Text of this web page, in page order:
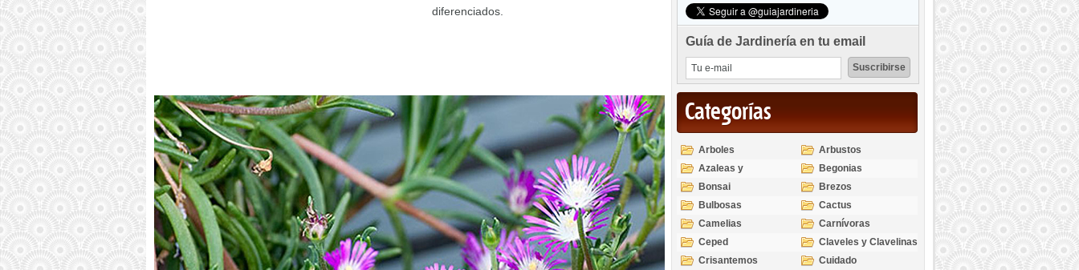
diferenciados.
Guía de Jardinería en tu email
Categorías
Arboles
Arbustos
Azaleas y
Rododendros
Begonias
Bonsai
Brezos
Bulbosas
Cactus
Camelias
Carnívoras
Ceped
Claveles y Clavelinas
Crisantemos
Cuidado